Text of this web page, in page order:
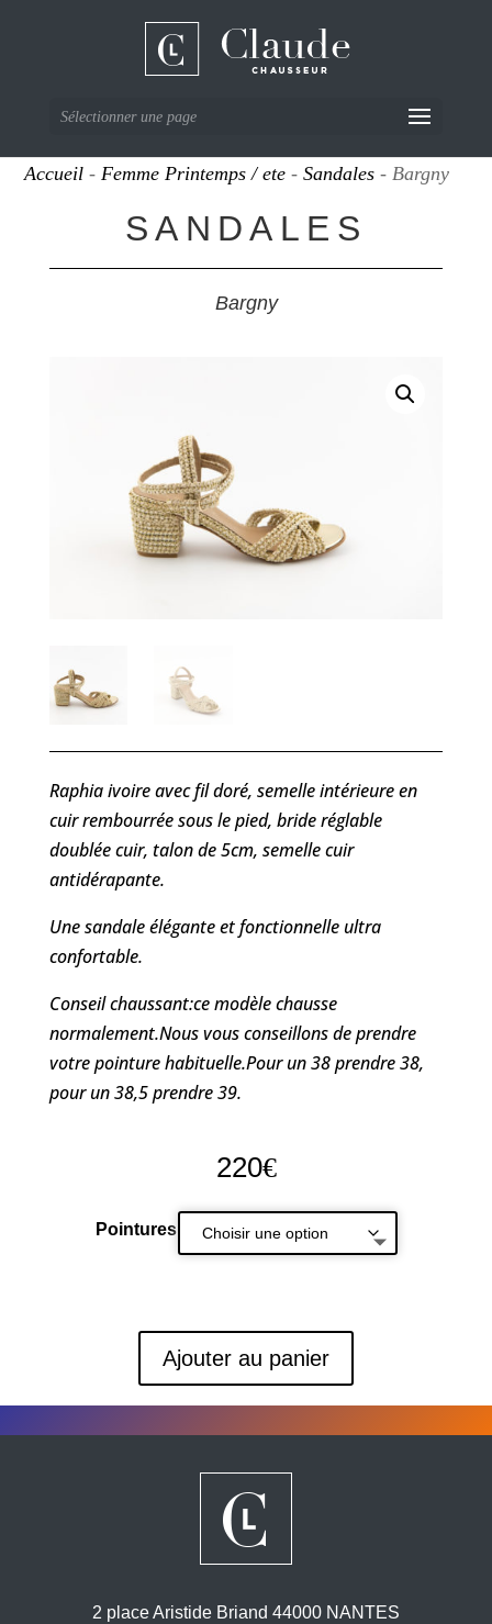
Sélectionner une page
Accueil -Femme Printemps / ete -Sandales - Bargny
SANDALES
Bargny
Raphia ivoire avec fil doré, semelle intérieure en
cuir rembourrée sous le pied, bride réglable
doublée cuir, talon de 5cm, semelle cuir
antidérapante.
Une sandale élégante et fonctionnelle ultra
confortable.
Conseil chaussant:ce modèle chausse
normalement.Nous vous conseillons de prendre
votre pointure habituelle.Pour un 38 prendre 38,
pour un 38,5 prendre 39.
220€
Pointures
Ajouter au panier
2 place Aristide Briand 44000 NANTES